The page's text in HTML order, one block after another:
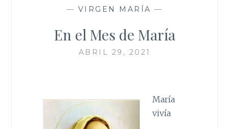
— VIRGEN MARÍA —
En el Mes de María
ABRIL 29, 2021
María
vivía